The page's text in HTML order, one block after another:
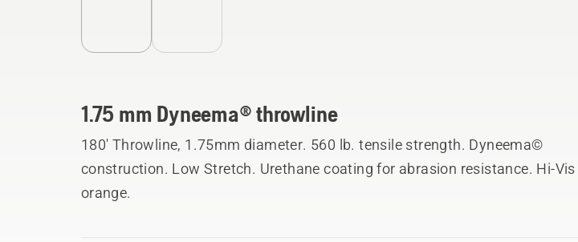
1.75 mm Dyneema® throwline
180' Throwline, 1.75mm diameter. 560 lb. tensile strength. Dyneema©
construction. Low Stretch. Urethane coating for abrasion resistance. Hi-Vis
orange.